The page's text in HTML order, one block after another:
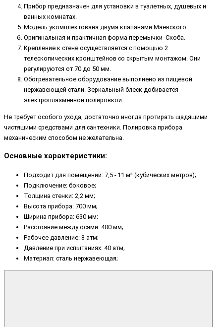
Прибор предназначен для установки в туалетных, душевых и
ванных комнатах.
Модель укомплектована двумя клапанами Маевского.
Оригинальная и практичная форма перемычки -Скоба.
Крепление к стене осуществляется с помощью 2
телескопических кронштейнов со скрытым монтажом. Они
регулируются от 70 до 50 мм.
Обогревательное оборудование выполнено из пищевой
нержавеющей стали. Зеркальный блеск добивается
электроплазменной полировкой.
Не требует особого ухода, достаточно иногда протирать щадящими
чистящими средствами для сантехники. Полировка прибора
механическим способом не желательна.
Основные характеристики:
Подходит для помещений: 7,5 - 11 м³ (кубических метров);
Подключение: боковое;
Толщина стенки: 2,2 мм;
Высота прибора: 700 мм;
Ширина прибора: 630 мм;
Расстояние между осями: 400 мм;
Рабочее давление: 8 атм;
Давление при испытаниях: 40 атм;
Материал: сталь нержавеющая;